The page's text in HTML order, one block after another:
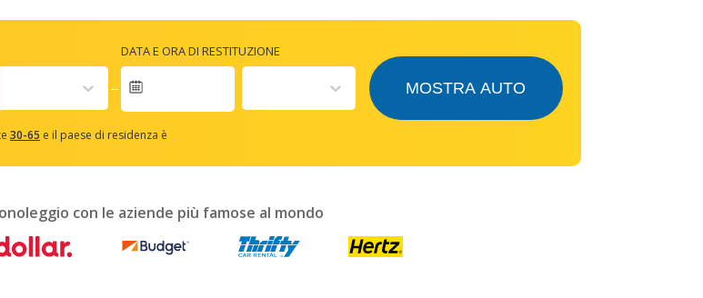
DATA E ORA DI RESTITUZIONE
30-65 e il paese di residenza è
MOSTRA AUTO
con le aziende più famose al mondo